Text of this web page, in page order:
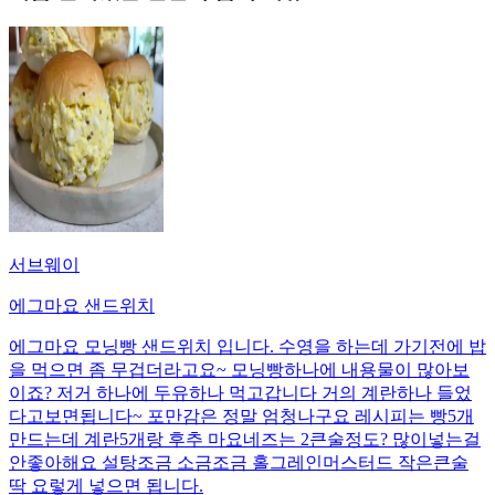
서브웨이
에그마요 샌드위치
에그마요 모닝빵 샌드위치 입니다. 수영을 하는데 가기전에 밥
을 먹으면 좀 무겁더라고요~ 모닝빵하나에 내용물이 많아보
이죠? 저거 하나에 두유하나 먹고갑니다 거의 계란하나 들었
다고보면됩니다~ 포만감은 정말 엄청나구요 레시피는 빵5개
만드는데 계란5개랑 후추 마요네즈는 2큰술정도? 많이넣는걸
안좋아해요 설탕조금 소금조금 홀그레인머스터드 작은큰술
딱 요렇게 넣으면 됩니다.